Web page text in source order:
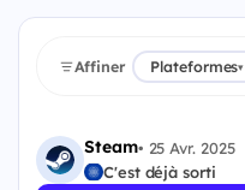
Affiner Plateformes▾
Steam• 25 Avr. 2025
C'est déjà sorti